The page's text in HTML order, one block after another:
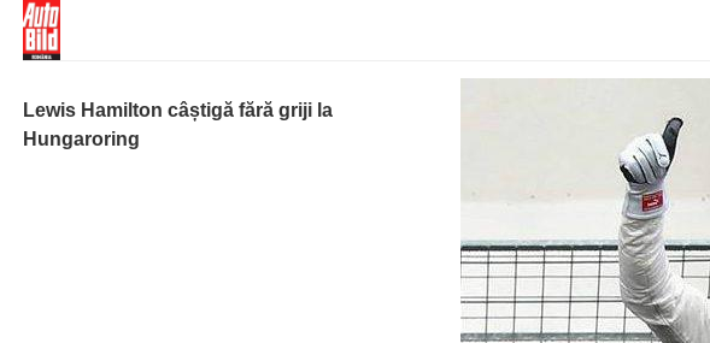
Lewis Hamilton câștigă fără griji la
Hungaroring